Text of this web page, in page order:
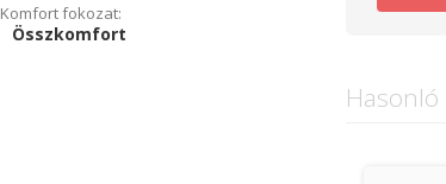
Komfort fokozat:
Összkomfort
Hasonló